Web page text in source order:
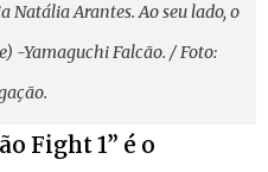
Natália Arantes. Ao seu lado, o
-Yamaguchi Falcão. / Foto:
Fight 1” é o